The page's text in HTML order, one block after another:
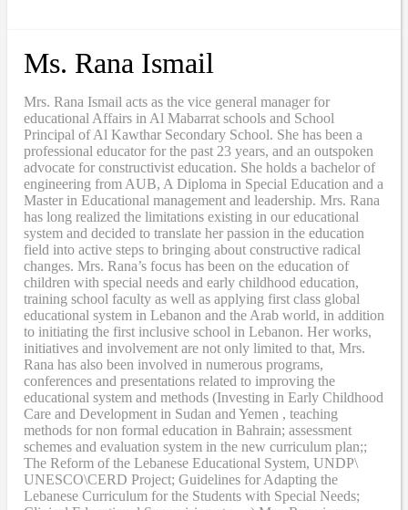
Ms. Rana Ismail
Mrs. Rana Ismail acts as the vice general manager for
educational Affairs in Al Mabarrat schools and School
Principal of Al Kawthar Secondary School. She has been a
professional educator for the past 23 years, and an outspoken
advocate for constructivist education. She holds a bachelor of
engineering from AUB, A Diploma in Special Education and a
Master in Educational management and leadership. Mrs. Rana
has long realized the limitations existing in our educational
system and decided to translate her passion in the education
field into active steps to bringing about constructive radical
changes. Mrs. Rana’s focus has been on the education of
children with special needs and early childhood education,
training school faculty as well as applying first class global
educational system in Lebanon and the Arab world, in addition
to initiating the first inclusive school in Lebanon. Her works,
initiatives and involvement are not only limited to that, Mrs.
Rana has also been involved in numerous programs,
conferences and presentations related to improving the
educational system and methods (Investing in Early Childhood
Care and Development in Sudan and Yemen , teaching
methods for non formal education in Bahrain; assessment
schemes and evaluation system in the new curriculum plan;;
The Reform of the Lebanese Educational System, UNDP\
UNESCO\CERD Project; Guidelines for Adapting the
Lebanese Curriculum for the Students with Special Needs;